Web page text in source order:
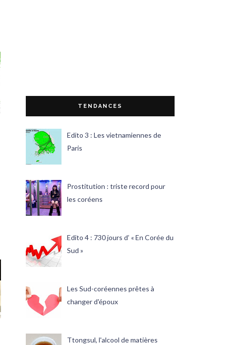
TENDANCES
Edito 3 : Les vietnamiennes de
Paris
Prostitution : triste record pour
les coréens
Edito 4 : 730 jours d’ « En Corée du
Sud »
Les Sud-coréennes prêtes à
changer d'époux
Ttongsul, l'alcool de matières